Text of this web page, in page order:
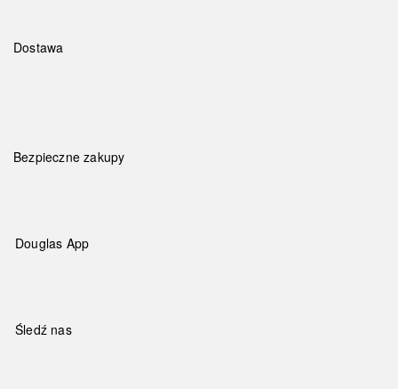
Dostawa
Bezpieczne zakupy
Douglas App
Śledź nas